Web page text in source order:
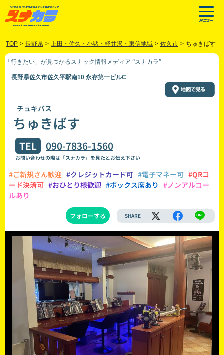
TOP > 長野県 > 上田・佐久・小諸・軽井沢・東信地域 > 佐久市 > ちゅきばす
「行きたい」が見つかるスナック情報メディア “スナカラ”
長野県佐久市佐久平駅南10 永存第一ビルC
チュキバス
ちゅきばす
TEL 090-7836-1560
お問い合わせの際は「スナカラ」を見たとお伝え下さい
#ご新規さん歓迎 #クレジットカード可 #電子マネー可 #QRコ
ード決済可 #おひとり様歓迎 #ボックス席あり #ノンアルコー
ルあり
フォローする SHARE